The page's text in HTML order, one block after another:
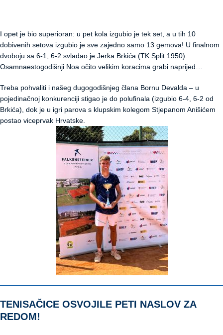
I opet je bio superioran: u pet kola izgubio je tek set, a u tih 10
dobivenih setova izgubio je sve zajedno samo 13 gemova! U finalnom
dvoboju sa 6-1, 6-2 svladao je Jerka Brkića (TK Split 1950).
Osamnaestogodišnji Noa očito velikim koracima grabi naprijed…
Treba pohvaliti i našeg dugogodišnjeg člana Bornu Devalda – u
pojedinačnoj konkurenciji stigao je do polufinala (izgubio 6-4, 6-2 od
Brkića), dok je u igri parova s klupskim kolegom Stjepanom Anišićem
postao viceprvak Hrvatske.
TENISAČICE OSVOJILE PETI NASLOV ZA
REDOM!